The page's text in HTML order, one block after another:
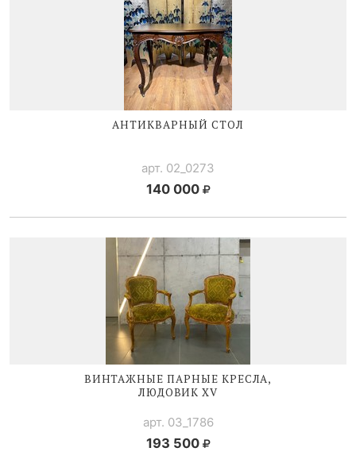
АНТИКВАРНЫЙ СТОЛ
арт. 02_0273
140 000
ВИНТАЖНЫЕ ПАРНЫЕ КРЕСЛА,
ЛЮДОВИК XV
арт. 03_1786
193 500